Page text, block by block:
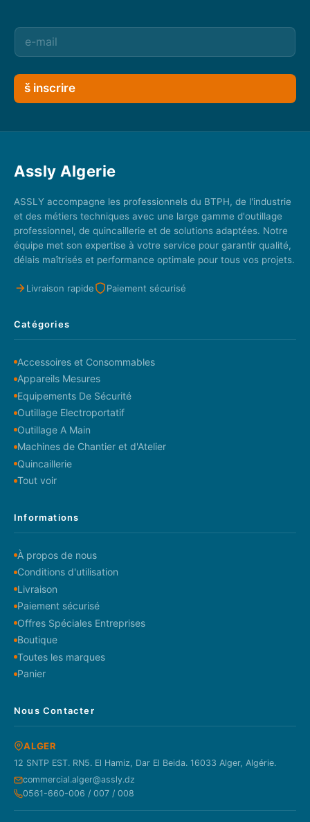
š inscrire
Assly Algerie
ASSLY accompagne les professionnels du BTPH, de l'industrie
et des métiers techniques avec une large gamme d'outillage
professionnel, de quincaillerie et de solutions adaptées. Notre
équipe met son expertise à votre service pour garantir qualité,
délais maîtrisés et performance optimale pour tous vos projets.
Livraison rapide Paiement sécurisé
Catégories
Accessoires et Consommables
Appareils Mesures
Equipements De Sécurité
Outillage Electroportatif
Outillage A Main
Machines de Chantier et d'Atelier
Quincaillerie
Tout voir
Informations
À propos de nous
Conditions d'utilisation
Livraison
Paiement sécurisé
Offres Spéciales Entreprises
Boutique
Toutes les marques
Panier
Nous Contacter
ALGER
12 SNTP EST. RN5. El Hamiz, Dar El Beida. 16033 Alger, Algérie.
commercial.alger@assly.dz
0561-660-006 / 007 / 008